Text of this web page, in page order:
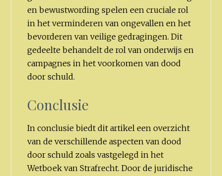
en bewustwording spelen een cruciale rol
in het verminderen van ongevallen en het
bevorderen van veilige gedragingen. Dit
gedeelte behandelt de rol van onderwijs en
campagnes in het voorkomen van dood
door schuld.
Conclusie
In conclusie biedt dit artikel een overzicht
van de verschillende aspecten van dood
door schuld zoals vastgelegd in het
Wetboek van Strafrecht. Door de juridische